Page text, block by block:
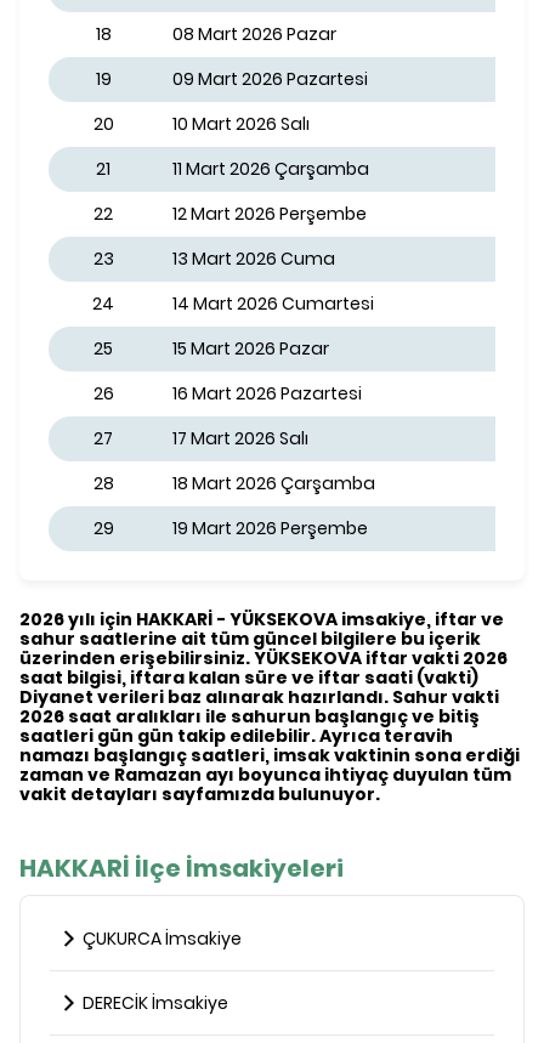
18
08 Mart 2026 Pazar
19
09 Mart 2026 Pazartesi
20
10 Mart 2026 Salı
21
11 Mart 2026 Çarşamba
22
12 Mart 2026 Perşembe
23
13 Mart 2026 Cuma
24
14 Mart 2026 Cumartesi
25
15 Mart 2026 Pazar
26
16 Mart 2026 Pazartesi
27
17 Mart 2026 Salı
28
18 Mart 2026 Çarşamba
29
19 Mart 2026 Perşembe
2026 yılı için HAKKARİ - YÜKSEKOVA imsakiye, iftar ve
sahur saatlerine ait tüm güncel bilgilere bu içerik
üzerinden erişebilirsiniz. YÜKSEKOVA iftar vakti 2026
saat bilgisi, iftara kalan süre ve iftar saati (vakti)
Diyanet verileri baz alınarak hazırlandı. Sahur vakti
2026 saat aralıkları ile sahurun başlangıç ve bitiş
saatleri gün gün takip edilebilir. Ayrıca teravih
namazı başlangıç saatleri, imsak vaktinin sona erdiği
zaman ve Ramazan ayı boyunca ihtiyaç duyulan tüm
vakit detayları sayfamızda bulunuyor.
HAKKARİ İlçe İmsakiyeleri
ÇUKURCA İmsakiye
DERECİK İmsakiye